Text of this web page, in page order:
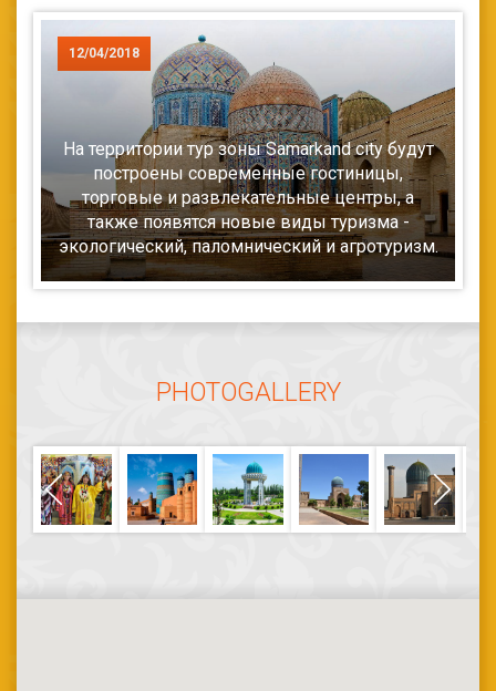
12/04/2018
На территории тур зоны Samarkand city будут
построены современные гостиницы,
торговые и развлекательные центры, а
также появятся новые виды туризма -
экологический, паломнический и агротуризм.
PHOTOGALLERY